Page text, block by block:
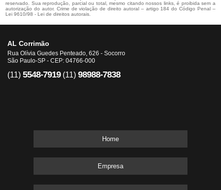
reservado. Sua reprodução, parcial ou total, mesmo citando nossos links, é proibida sem a
autorização do autor. Crime de violação de direito autoral – artigo 184 do Código Penal –
Lei 9610/98 - Lei de direitos autorais
AL Corrimão
Rua Olívia Guedes Penteado, 626 - Socorro
São Paulo-SP - CEP: 04766-000
(11) 5548-7919 (11) 98988-7838
Home
Empresa